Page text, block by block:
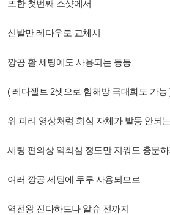
또한 첫번째 스샷에서
신발만 레다우로 교체시
깡공 활 세팅에도 사용되는 등등
( 레다젤트 2셋으로 힘해방 극대화도 가능
위 피리 영상처럼 회심 자체가 발동 안되
세팅 편의상 역회심 정도만 지워도 충분
여러 깡공 세팅에 두루 사용되므로
역전왕 진다하드나 알슈 전까지